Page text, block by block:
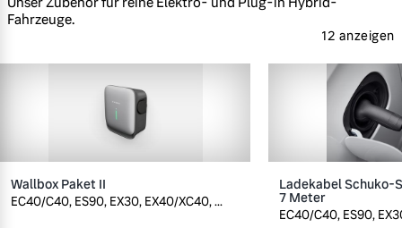
Fahrzeuge.
12 anzeigen
Wallbox Paket II
EC40/C40, ES90, EX30, EX40/XC40, ...
Ladekabel Schuko-
7 Meter
EC40/C40, ES90,